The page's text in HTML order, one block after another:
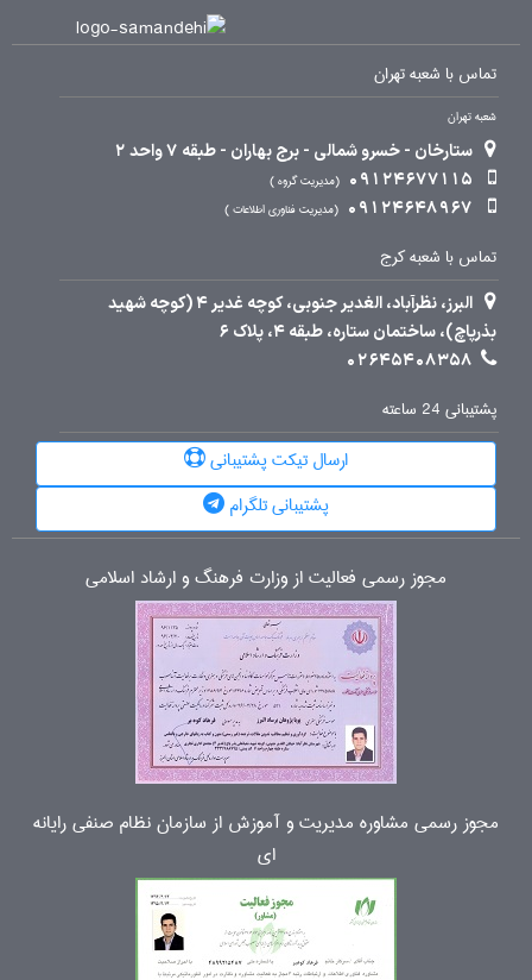
تماس با شعبه تهران
شعبه تهران
ستارخان - خسرو شمالی - برج بهاران - طبقه 7 واحد 2
09124677115
مدیریت گروه
09124648967 مدیریت فناوری اطلاعات
تماس با شعبه کرج
البرز، نظرآباد، الغدیر جنوبی، کوچه غدیر 4 (کوچه شهید
بذرپاچ)، ساختمان ستاره، طبقه 4، پلاک 6
02645408358
پشتیبانی 24 ساعته
ارسال تیکت پشتیبانی
پشتیبانی تلگرام
مجوز رسمی فعالیت از وزارت فرهنگ و ارشاد اسلامی
مجوز رسمی مشاوره مدیریت و آموزش از سازمان نظام صنفی رایانه
ای